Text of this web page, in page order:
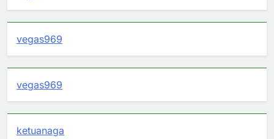
vegas969
vegas969
ketuanaga